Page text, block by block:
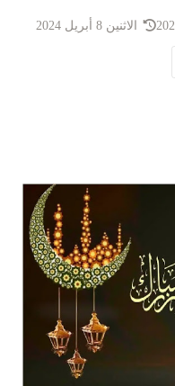
الاثنين 8 أبريل 2024